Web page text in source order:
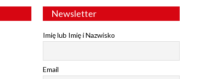
Newsletter
Imię lub Imię i Nazwisko
Email